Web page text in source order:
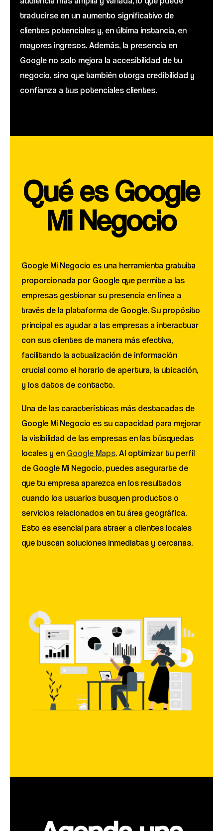
traducirse en un aumento significativo de
clientes potenciales y, en última instancia, en
mayores ingresos. Además, la presencia en
Google no solo mejora la accesibilidad de tu
negocio, sino que también otorga credibilidad y
confianza a tus potenciales clientes.
Qué es Google
Mi Negocio
Google Mi Negocio es una herramienta gratuita
proporcionada por Google que permite a las
empresas gestionar su presencia en línea a
través de la plataforma de Google. Su propósito
principal es ayudar a las empresas a interactuar
con sus clientes de manera más efectiva,
facilitando la actualización de información
crucial como el horario de apertura, la ubicación,
y los datos de contacto.
Una de las características más destacadas de
Google Mi Negocio es su capacidad para mejorar
la visibilidad de las empresas en las búsquedas
locales y en Google Maps. Al optimizar tu perfil
de Google Mi Negocio, puedes asegurarte de
que tu empresa aparezca en los resultados
cuando los usuarios busquen productos o
servicios relacionados en tu área geográfica.
Esto es esencial para atraer a clientes locales
que buscan soluciones inmediatas y cercanas.